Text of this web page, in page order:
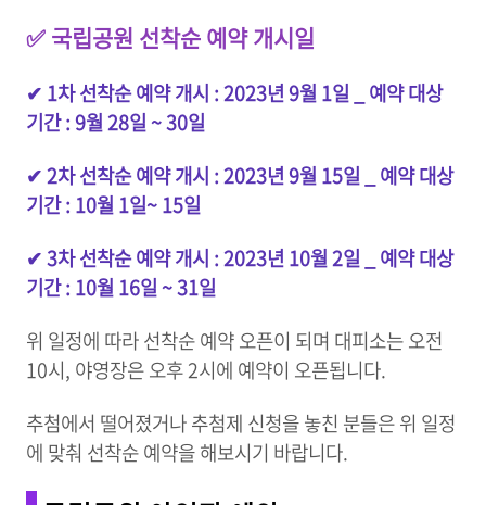
✅ 국립공원 선착순 예약 개시일
✔ 1차 선착순 예약 개시 : 2023년 9월 1일 _ 예약 대상
기간 : 9월 28일 ~ 30일
✔2차 선착순 예약 개시 : 2023년 9월 15일 _ 예약 대상
기간 : 10월 1일~ 15일
✔3차 선착순 예약 개시 : 2023년 10월 2일 _ 예약 대상
기간 : 10월 16일 ~ 31일
위 일정에 따라 선착순 예약 오픈이 되며 대피소는 오전
10시, 야영장은 오후 2시에 예약이 오픈됩니다.
추첨에서 떨어졌거나 추첨제 신청을 놓친 분들은 위 일정
에 맞춰 선착순 예약을 해보시기 바랍니다.